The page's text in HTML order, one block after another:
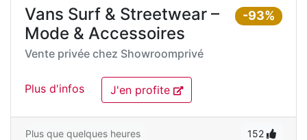
-93%
Vans Surf & Streetwear –
Mode & Accessoires
Vente privée chez Showroomprivé
Plus d'infos J'en profite
Plus que quelques heures 152